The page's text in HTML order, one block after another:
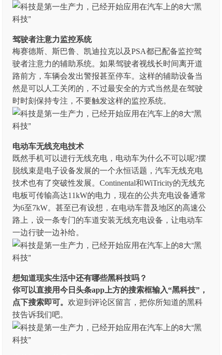
驾驶者注意力监控系统
梅赛德斯、斯巴鲁、凯迪拉克以及PSA都已配备监控驾
驶者注意力的辅助系统。如果驾驶者视线长时间离开道
路前方，车辆会发出警报甚至停车。这样的辅助设备当
然是可以人工关闭的，不过最安全的方式当然是在驾驶
时时刻保持专注，不要触发这样的监控系统。
电动车无线充电技术
既然手机可以进行无线充电，电动车为什么不可以呢?摆
脱线束是电子设备发展的一个永恒话题，汽车无线充电
技术也有了突破性发展。Continental和WiTricity的无线充
电板可传输高达11kW的电力，现在的公共充电设备通常
为6至7kW。甚至已有设想，在电动车普及地区的高速公
路上，设一条专门的车道安装无线充电设备，让电动车
一边行驶一边补给。
想知道现实生活中还有哪些黑科技吗？
你可以直接用今日头条app上方的搜索框输入“黑科技”，
点下搜索即可。欢迎到评论区留言，把你所知道的黑科
技告诉我们吧。